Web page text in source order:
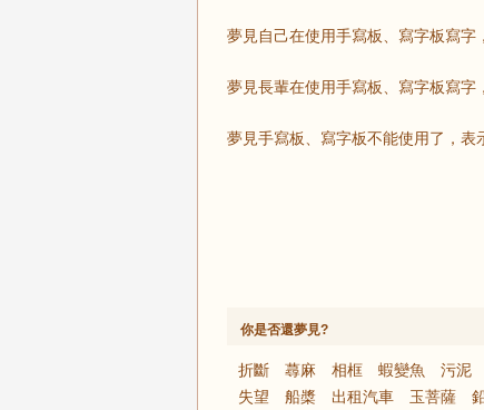
夢見自己在使用手寫板、寫字板寫字
夢見長輩在使用手寫板、寫字板寫字
夢見手寫板、寫字板不能使用了，表
你是否還夢見?
折斷 蕁麻 相框 蝦變魚 污泥
失望
船槳 出租汽車 玉菩薩